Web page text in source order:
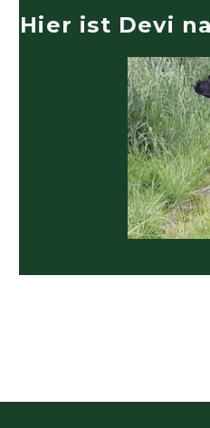
Hier ist Devi